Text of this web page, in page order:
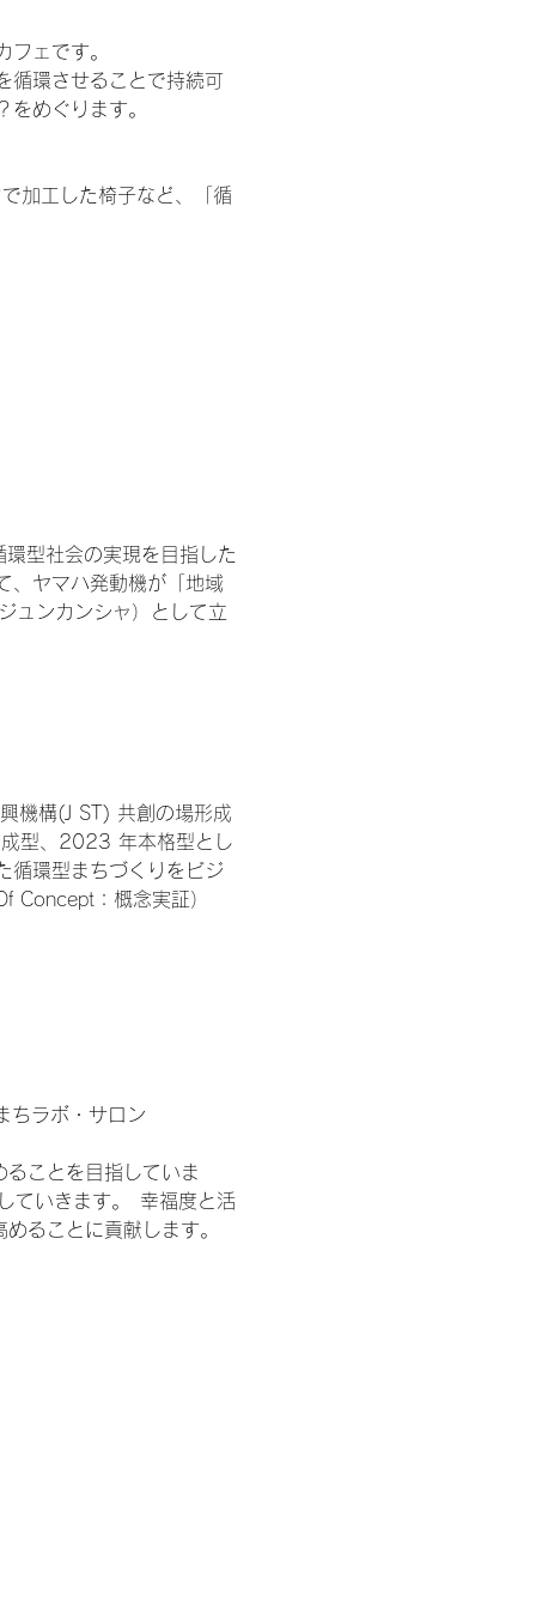
ェです。
循環させることで持続可
めぐります。
加工した椅子など、「循
型社会の実現を目指した
、ヤマハ発動機が「地域
ュンカンシャ）として立
機構(J ST) 共創の場形成
型、2023 年本格型とし
循環型まちづくりをビジ
Concept：概念実証）
ちラボ・サロン
ことを目指していま
いきます。  幸福度と活
ることに貢献します。